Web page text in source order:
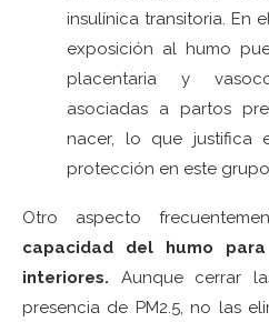
insulínica transitoria. En
exposición al humo
placentaria y
asociadas a partos
nacer, lo que justifica
protección en este
Otro aspecto
capacidad del humo
interiores. Aunque cerrar
presencia de PM2.5, no las